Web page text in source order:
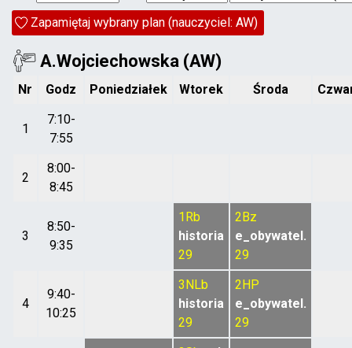
Zapamiętaj wybrany plan (nauczyciel: AW)
A.Wojciechowska (AW)
Nr Godz Poniedziałek Wtorek Środa
1
7:10-
7:55
2
8:00-
8:45
3
8:50-
9:35
1Rb
historia
29
2Bz
e_obywatel.
29
4
9:40-
10:25
3NLb
historia
29
2HP
e_obywatel.
29